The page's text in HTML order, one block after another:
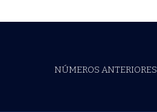
NÚMEROS ANTERIORES